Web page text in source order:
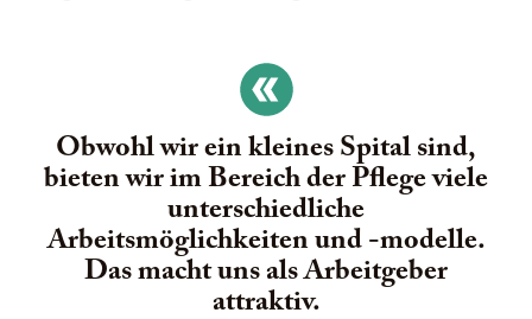
Obwohl wir ein kleines Spital sind,
bieten wir im Bereich der Pflege viele
unterschiedliche
Arbeitsmöglichkeiten und -modelle.
Das macht uns als Arbeitgeber
attraktiv.